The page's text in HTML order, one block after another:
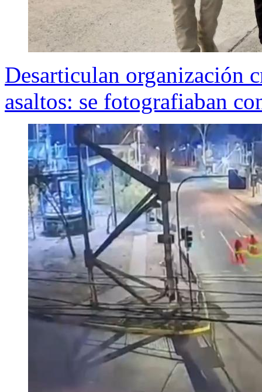
Desarticulan organización
asaltos: se fotografiaban